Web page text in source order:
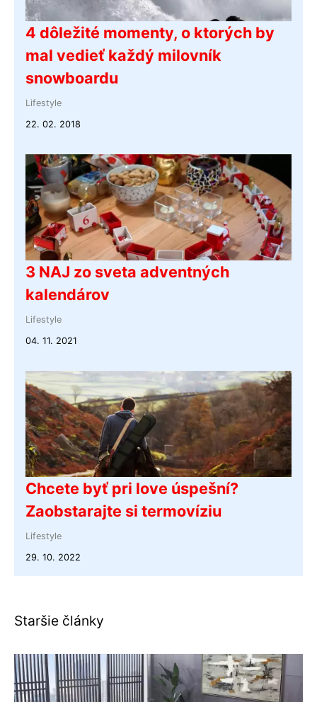
4 dôležité momenty, o ktorých by
mal vedieť každý milovník
snowboardu
Lifestyle
22. 02. 2018
3 NAJ zo sveta adventných
kalendárov
Lifestyle
04. 11. 2021
Chcete byť pri love úspešní?
Zaobstarajte si termovíziu
Lifestyle
29. 10. 2022
Staršie články